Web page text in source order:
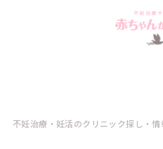
不妊治療・妊活のクリニック探し・